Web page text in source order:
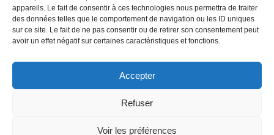
appareils. Le fait de consentir à ces technologies nous permettra de traiter
des données telles que le comportement de navigation ou les ID uniques
sur ce site. Le fait de ne pas consentir ou de retirer son consentement peut
avoir un effet négatif sur certaines caractéristiques et fonctions.
Accepter
Refuser
Voir les préférences
(+33) 4 68 76 64 90
Montagne Noire –Mentions légales